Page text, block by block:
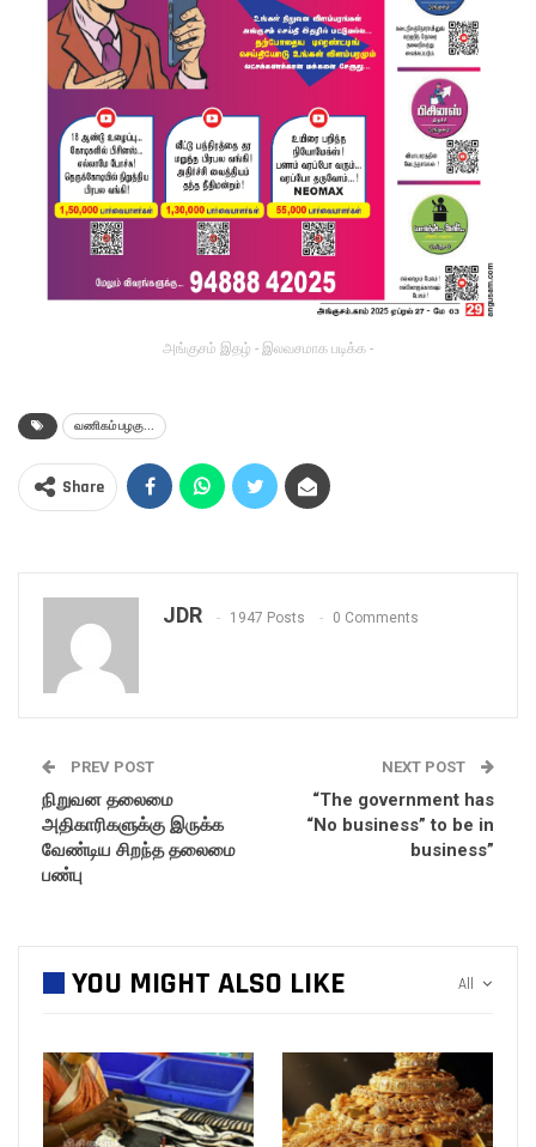
அங்குசம் இதழ் - இலவசமாக படிக்க -
வணிகம் பழகு...
Share
JDR 1947 Posts 0 Comments
PREV POST
நிறுவன தலைமை
அதிகாரிகளுக்கு இருக்க
வேண்டிய சிறந்த தலைமை
பண்பு
NEXT POST
“The government has
“No business” to be in
business”
All
YOU MIGHT ALSO LIKE